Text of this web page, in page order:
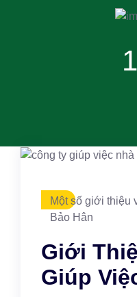
Một số giới thiệu
Bảo Hân
Giới
Giúp